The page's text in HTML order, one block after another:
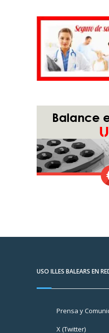
USO ILLES BALEARS EN
Prensa y
X (Twitter)